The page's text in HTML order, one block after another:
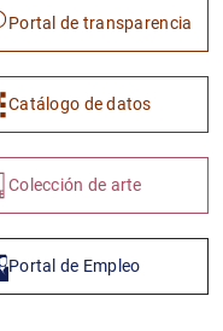
1 2
Portal de transparencia
Catálogo de datos
Colección de arte
Portal de Empleo